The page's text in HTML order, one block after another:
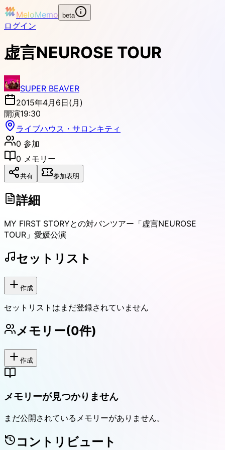
MeloMemo beta
ログイン
虚言NEUROSE TOUR
SUPER BEAVER
2015年4月6日(月)
開演19:30
ライブハウス・サロンキティ
0 参加
0 メモリー
共有 参加表明
詳細
MY FIRST STORYとの対バンツアー「虚言NEUROSE
TOUR」愛媛公演
セットリスト
作成
セットリストはまだ登録されていません
メモリー(0件)
作成
メモリーが見つかりません
まだ公開されているメモリーがありません。
コントリビュート